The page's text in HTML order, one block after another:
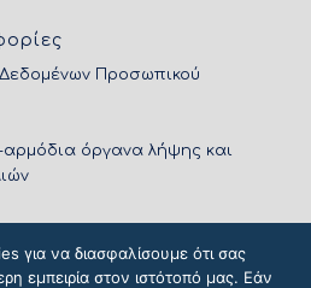
Προσωπικού
αρμόδια όργανα λήψης και
για να διασφαλίσουμε ότι σας
εμπειρία στον ιστότοπό μας. Εάν